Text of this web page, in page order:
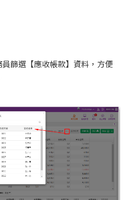
篩選【應收帳款】資料，方便